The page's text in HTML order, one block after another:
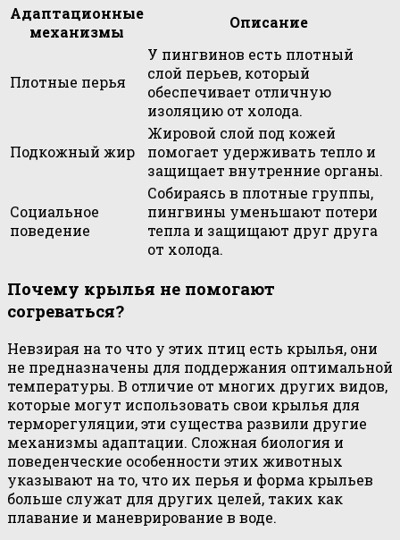
Адаптационные
механизмы
Описание
Плотные перья
У пингвинов есть плотный
слой перьев, который
обеспечивает отличную
изоляцию от холода.
Подкожный жир
Жировой слой под кожей
помогает удерживать тепло и
защищает внутренние органы.
Социальное
поведение
Собираясь в плотные группы,
пингвины уменьшают потери
тепла и защищают друг друга
от холода.
Почему крылья не помогают
согреваться?
Невзирая на то что у этих птиц есть крылья, они
не предназначены для поддержания оптимальной
температуры. В отличие от многих других видов,
которые могут использовать свои крылья для
терморегуляции, эти существа развили другие
механизмы адаптации. Сложная биология и
поведенческие особенности этих животных
указывают на то, что их перья и форма крыльев
больше служат для других целей, таких как
плавание и маневрирование в воде.